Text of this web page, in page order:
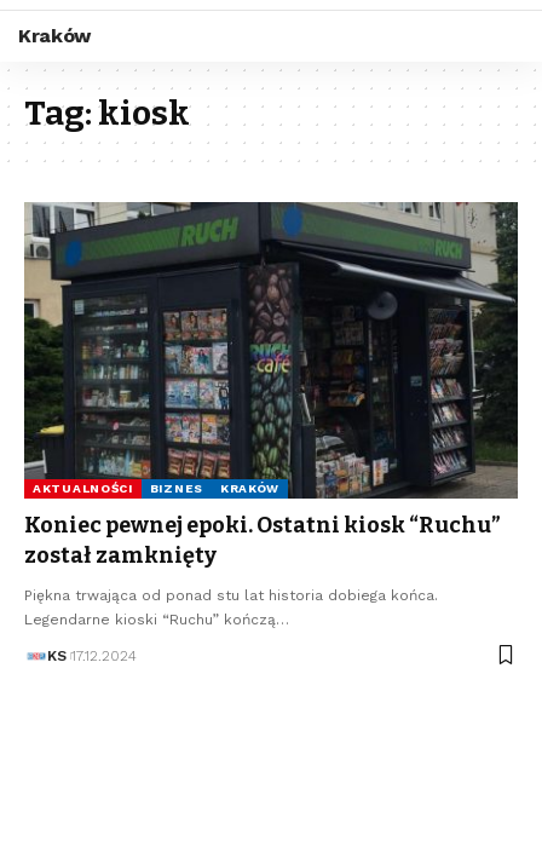
Kraków
Tag:kiosk
AKTUALNOŚCI BIZNES KRAKÓW
Koniec pewnej epoki. Ostatni kiosk “Ruchu”
został zamknięty
Piękna trwająca od ponad stu lat historia dobiega końca.
Legendarne kioski “Ruchu” kończą…
KS 17.12.2024